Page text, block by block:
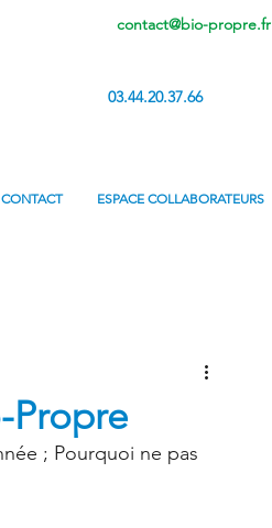
contact@bio-propre.fr
03.44.20.37.66
CONTACT ESPACE COLLABORATEURS
Propre
; Pourquoi ne pas